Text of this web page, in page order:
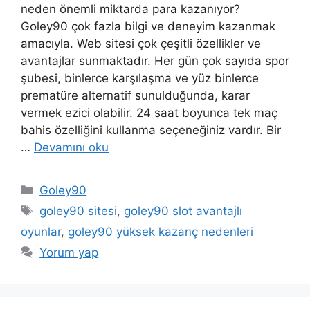
neden önemli miktarda para kazanıyor?
Goley90 çok fazla bilgi ve deneyim kazanmak
amacıyla. Web sitesi çok çeşitli özellikler ve
avantajlar sunmaktadır. Her gün çok sayıda spor
şubesi, binlerce karşılaşma ve yüz binlerce
prematüre alternatif sunulduğunda, karar
vermek ezici olabilir. 24 saat boyunca tek maç
bahis özelliğini kullanma seçeneğiniz vardır. Bir
… Devamını oku
Kategoriler
Goley90
Etiketler
goley90 sitesi, goley90 slot avantajlı
oyunlar, goley90 yüksek kazanç nedenleri
Yorum yap